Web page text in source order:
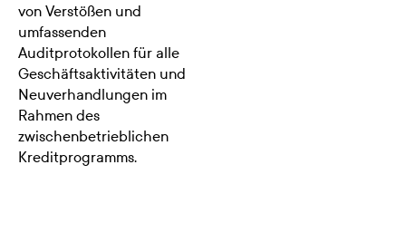
von Verstößen und
umfassenden
Auditprotokollen für alle
Geschäftsaktivitäten und
Neuverhandlungen im
Rahmen des
zwischenbetrieblichen
Kreditprogramms.